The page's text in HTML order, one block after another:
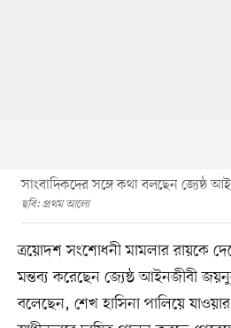
সাংবাদিকদের সঙ্গে কথা বলছেন জ্যেষ্ঠ
ছবি: প্রথম আলো
ত্রয়োদশ সংশোধনী মামলার রায়কে
মন্তব্য করেছেন জ্যেষ্ঠ আইনজীবী
বলেছেন, শেখ হাসিনা পালিয়ে